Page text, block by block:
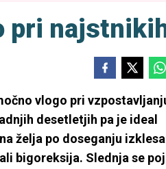
pri
vlogo pri
desetletjih pa je ideal
želja po doseganju
bigoreksija. Slednja se